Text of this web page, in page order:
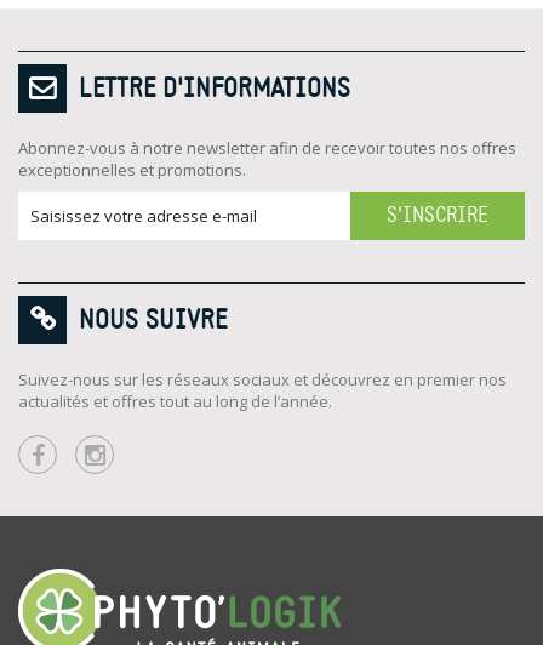
LETTRE D'INFORMATIONS
Abonnez-vous à notre newsletter afin de recevoir toutes nos offres
exceptionnelles et promotions.
S'INSCRIRE
NOUS SUIVRE
Suivez-nous sur les réseaux sociaux et découvrez en premier nos
actualités et offres tout au long de l’année.